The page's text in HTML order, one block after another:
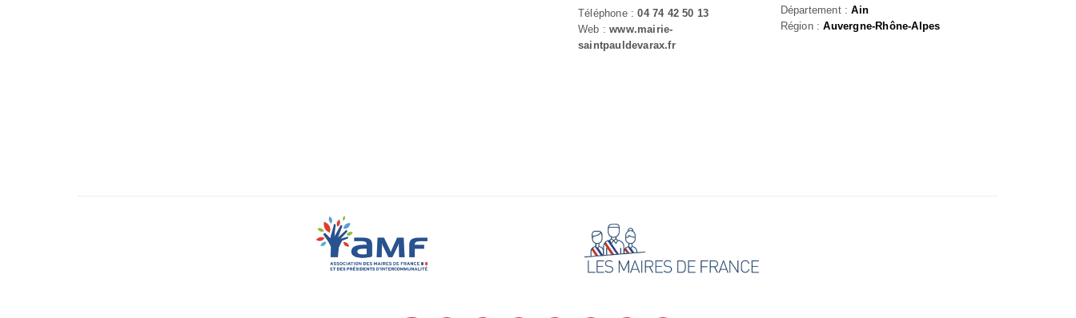
Téléphone :04 74 42 50 13
Web :www.mairie-
saintpauldevarax.fr
Département :Ain
Région :Auvergne-Rhône-Alpes